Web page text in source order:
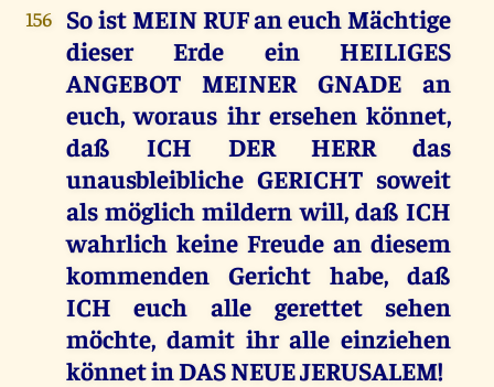
156
So ist MEIN RUF an euch Mächtige
dieser Erde ein HEILIGES
ANGEBOT MEINER GNADE an
euch, woraus ihr ersehen könnet,
daß ICH DER HERR das
unausbleibliche GERICHT soweit
als möglich mildern will, daß ICH
wahrlich keine Freude an diesem
kommenden Gericht habe, daß
ICH euch alle gerettet sehen
möchte, damit ihr alle einziehen
könnet in DAS NEUE JERUSALEM!